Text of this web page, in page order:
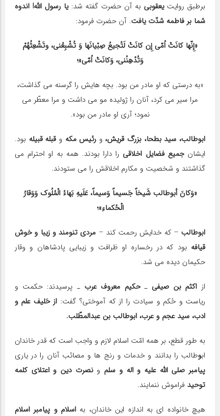
برطبق روایتیعقوبی به آن حضرت گفته شد: یا رسول الله! اندوه
شما بر فاطمه شدّت یافت. آن حضرت فرمود:
«إِنّها کانَتْ اُمّی إِن کانَتْ لَتُجیعُ صِبْیانَها وَ تُشْبِعُنی، وتَشْعِثُهُمْ
وَتُدْهِنُنی، وَکانَتْ اُمّی»؛
«به درستی که او مادر من بود. بچه هایش را گرسنه می گذاشت،
مرا سیر می کرد، آنان را ژولیده مو می داشت و مرا معطّر می
نمود؛ آری او مادر من بود».
ابوطالب، سید بطحا، بزرگ قریش، و رئیس مکه و قبله قبیله بود.
ایشانجمیع فضایل اخلاقی را دارا بودند. همه به او احترام می
گذاشتند و شخصیت و مکارم اخلاقش را می ستودند.
«وَکانَ أبوطالب شَیخاً جَسیماً وَسیماً، عَلَیهِ بَهاءُ الْمُلُوک وَوَقارُ
الْحُکماءِ»؛
ابوطالب – که خدایش رحمت کند – مردی تنومند و زیبا و خوش
قیافه بود که در رخساره او ظرافت و زیبایی پادشاهان و وقار
حکیمان دیده می شد.
از اکثم بن صیفی ـحکیم معروف عرب ـ پرسیدند: حکمت و
ریاست و حُکم و سیادت را از که آموختی؟ گفت: از حَلیف علم و
ادب، سید عجم و عرب، ابوطالب بن عبدالمطّلب.
به طور قطع، بر همه امّت اسلام لازم و واجب است که قدر خاندان
ابوطالب را بدانند و خدمات و رنج ها و مصائب آنان را در یاری
پیامبر صلی الله علیه و اله و سلمونصرت دین و اعتلای کلمه
توحید فراموش ننمایند.
هیچ خانواده ای به اندازه این خاندان، به اسلام و پیامبر اسلام